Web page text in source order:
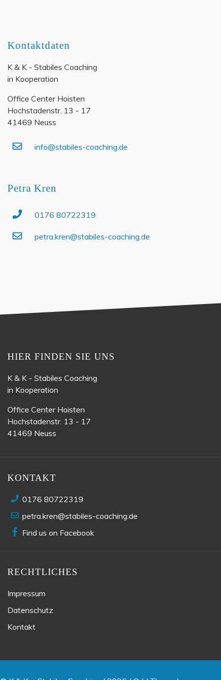
Kontaktdaten
K & K - Stabiles Coaching
in Kooperation
Office Center Hoisten
Hochstadenstr. 13 - 17
41469 Neuss
info@stabiles-coaching.de
Petra Kren
0176 80722319
petra.kren@stabiles-coaching.de
HIER FINDEN SIE UNS
K & K - Stabiles Coaching
in Kooperation
Office Center Hoisten
Hochstadenstr. 13 - 17
41469 Neuss
KONTAKT
0176 80722319
petra.kren@stabiles-coaching.de
Find us on Facebook
RECHTLICHES
Impressum
Datenschutz
Kontakt